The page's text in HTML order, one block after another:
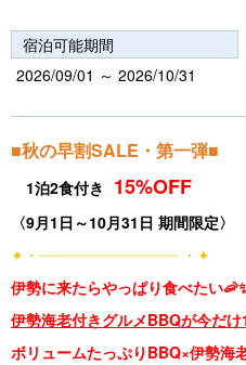
s
宿泊可能期間
2026/09/01 ～ 2026/10/31
■秋の早割SALE・第一弾■
1泊2食付き 15%OFF
〈9月1日～10月31日 期間限定〉
✦・┈┈┈┈┈┈┈┈┈┈┈┈┈┈┈┈ ・✦
伊勢に来たらやっぱり食べたい
伊勢海老付きグルメBBQが今だけ
ボリュームたっぷりBBQ×伊勢海